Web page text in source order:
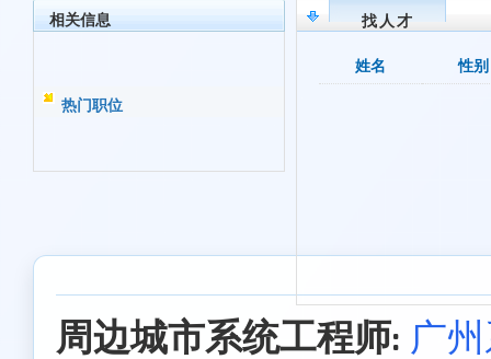
相关信息
热门职位
找人才
姓名 性别
周边城市系统工程师: 广